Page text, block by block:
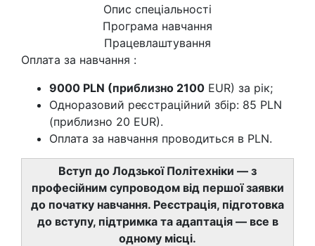
Опис спеціальності
Програма навчання
Працевлаштування
Оплата за навчання :
9000 PLN (приблизно 2100 EUR) за рік;
Одноразовий реєстраційний збір: 85 PLN
(приблизно 20 EUR).
Оплата за навчання проводиться в PLN.
Вступ до Лодзької Політехніки — з
професійним супроводом від першої заявки
до початку навчання. Реєстрація, підготовка
до вступу, підтримка та адаптація — все в
одному місці.